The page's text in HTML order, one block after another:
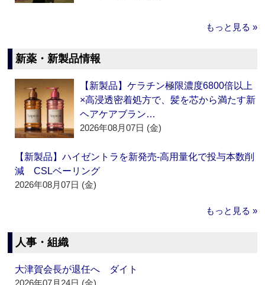
もっと見る »
新薬・新製品情報
【新製品】ケラチン極限濃度6800倍以上
×高浸透密着処方で、髪を芯から満たす新
ヘアケアブラン…
2026年08月07日 (金)
【新製品】ハイゼントラを新発売‐高用量化で投与本数削
減 CSLベーリング
2026年08月07日 (金)
もっと見る »
人事・組織
大津賀会長が退任へ ダイト